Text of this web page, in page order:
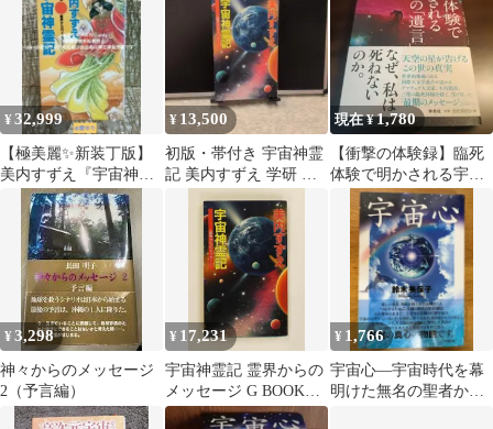
¥32,999
【極美麗✨新装丁版】
美内すずえ『宇宙神霊
記』霊界からのメッセ
ージ♦天河神社
¥ 13,500
初版・帯付き 宇宙神霊
記 美内すずえ 学研 ス
ピリチュアル
現在 ¥1,780
【衝撃の体験録】臨死
体験で明かされる宇宙
の「遺言」｜木内鶴彦
¥3,298
神々からのメッセージ
2（予言編）
¥ 17,231
宇宙神霊記 霊界からの
メッセージ G BOOKS
美内 すずえ Gakken
¥ 1,766
宇宙心―宇宙時代を幕
明けた無名の聖者から